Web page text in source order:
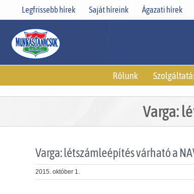
Legfrissebb hírek Saját híreink Ágazati hírek
Rólunk
Varga:
Varga: létszámleépítés várható a
2015. október 1.